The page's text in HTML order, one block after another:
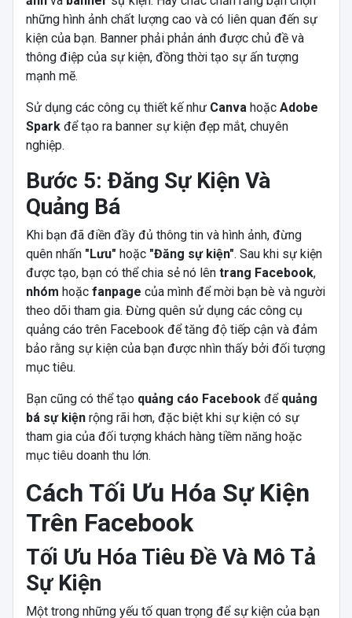
những hình ảnh chất lượng cao và có liên quan đến sự
kiện của bạn. Banner phải phản ánh được chủ đề và
thông điệp của sự kiện, đồng thời tạo sự ấn tượng
mạnh mẽ.
Sử dụng các công cụ thiết kế như Canvahoặc Adobe
Sparkđể tạo ra banner sự kiện đẹp mắt, chuyên
nghiệp.
Bước 5: Đăng Sự Kiện Và
Quảng Bá
Khi bạn đã điền đầy đủ thông tin và hình ảnh, đừng
quên nhấn "Lưu" hoặc "Đăng sự kiện". Sau khi sự kiện
được tạo, bạn có thể chia sẻ nó lên trang Facebook,
nhóm hoặc fanpage của mình để mời bạn bè và người
theo dõi tham gia. Đừng quên sử dụng các công cụ
quảng cáo trên Facebook để tăng độ tiếp cận và đảm
bảo rằng sự kiện của bạn được nhìn thấy bởi đối tượng
mục tiêu.
Bạn cũng có thể tạo quảng cáo Facebookđể quảng
bá sự kiệnrộng rãi hơn, đặc biệt khi sự kiện có sự
tham gia của đối tượng khách hàng tiềm năng hoặc
mục tiêu doanh thu lớn.
Cách Tối Ưu Hóa Sự Kiện
Trên Facebook
Tối Ưu Hóa Tiêu Đề Và Mô Tả
Sự Kiện
Một trong những yếu tố quan trọng để sự kiện của bạn